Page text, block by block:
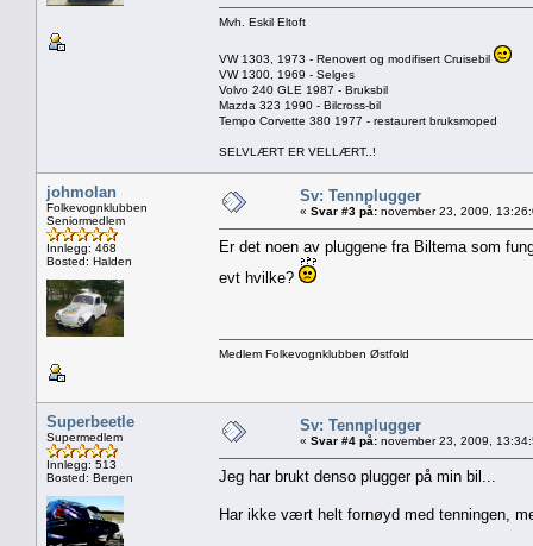
Mvh. Eskil Eltoft
VW 1303, 1973 - Renovert og modifisert Cruisebil
VW 1300, 1969 - Selges
Volvo 240 GLE 1987 - Bruksbil
Mazda 323 1990 - Bilcross-bil
Tempo Corvette 380 1977 - restaurert bruksmoped
SELVLÆRT ER VELLÆRT..!
johmolan
Folkevognklubben
Seniormedlem
Innlegg: 468
Bosted: Halden
Sv: Tennplugger
« Svar #3 på: november 23, 2009,
Er det noen av pluggene fra Biltema som
evt hvilke?
Medlem Folkevognklubben Østfold
Superbeetle
Supermedlem
Innlegg: 513
Bosted: Bergen
Sv: Tennplugger
« Svar #4 på: november 23, 2009,
Jeg har brukt denso plugger på min bil...
Har ikke vært helt fornøyd med tenningen,